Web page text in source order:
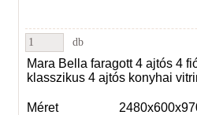
db
Mara Bella faragott 4 ajtós 4
klasszikus 4 ajtós konyhai
Méret